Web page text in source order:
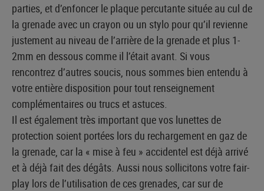
parties, et d’enfoncer le plaque percutante située au cul de
la grenade avec un crayon ou un stylo pour qu’il revienne
justement au niveau de l’arrière de la grenade et plus 1-
2mm en dessous comme il l’était avant. Si vous
rencontrez d’autres soucis, nous sommes bien entendu à
votre entière disposition pour tout renseignement
complémentaires ou trucs et astuces.
Il est également très important que vos lunettes de
protection soient portées lors du rechargement en gaz de
la grenade, car la « mise à feu » accidentel est déjà arrivé
et à déjà fait des dégâts. Aussi nous sollicitons votre fair-
play lors de l’utilisation de ces grenades, car sur de